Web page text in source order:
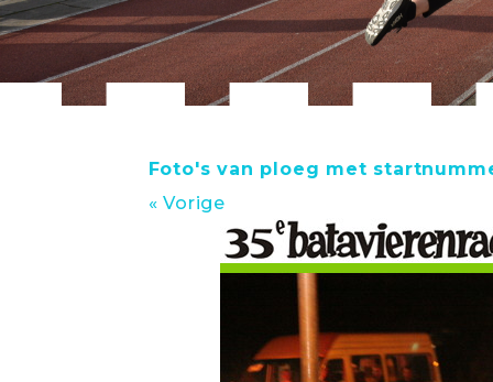
Foto's van ploeg met
« Vorige